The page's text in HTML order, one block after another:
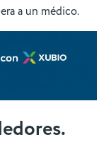
a un médico.